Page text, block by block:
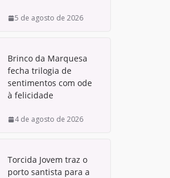
5 de agosto de 2026
Brinco da Marquesa
fecha trilogia de
sentimentos com ode
à felicidade
4 de agosto de 2026
Torcida Jovem traz o
porto santista para a